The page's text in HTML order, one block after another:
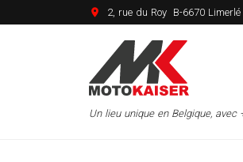
2, rue du Roy B-6670 Limerlé
Un lieu unique en Belgique,